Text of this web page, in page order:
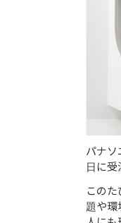
パナ
日に受
この
題や環